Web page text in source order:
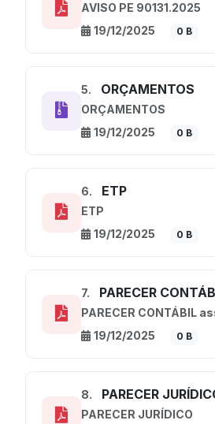
AVISO PE 90131.2025
19/12/2025
0 B
5. ORÇAMENTOS
ORÇAMENTOS
19/12/2025
0 B
6. ETP
ETP
19/12/2025
0 B
7. PARECER
PARECER CONTÁBIL
19/12/2025
0 B
8. PARECER
PARECER JURÍDICO